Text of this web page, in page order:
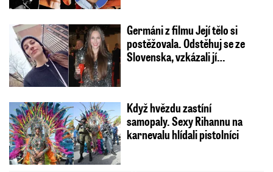
Germáni z filmu Její tělo si
postěžovala. Odstěhuj se ze
Slovenska, vzkázali jí…
Když hvězdu zastíní
samopaly. Sexy Rihannu na
karnevalu hlídali pistolníci